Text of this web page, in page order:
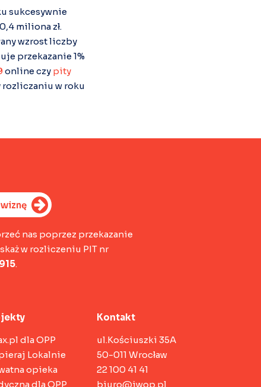
sukcesywnie
miliona zł.
wzrost liczby
przekazanie 1%
online czy pity
rozliczaniu w roku
nas poprzez przekazanie
w rozliczeniu PIT nr
.
dla OPP
Lokalnie
opieka
dla OPP
Kontakt
ul.Kościuszki 35A
50-011 Wrocław
22 100 41 41
biuro@iwop.pl